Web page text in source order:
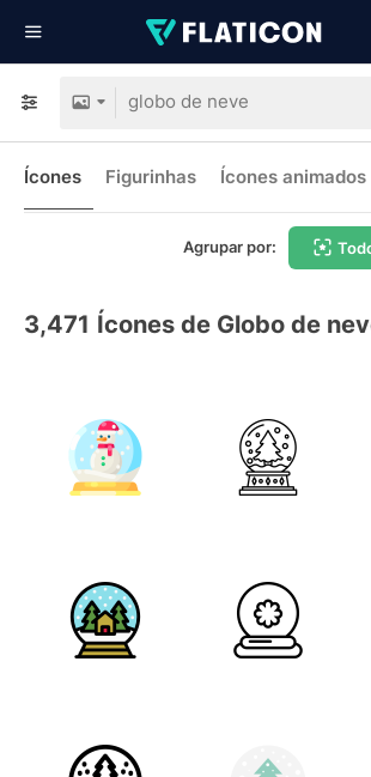
Ícones Figurinhas Ícones animados
Agrupar por:
3,471 Ícones de Globo de